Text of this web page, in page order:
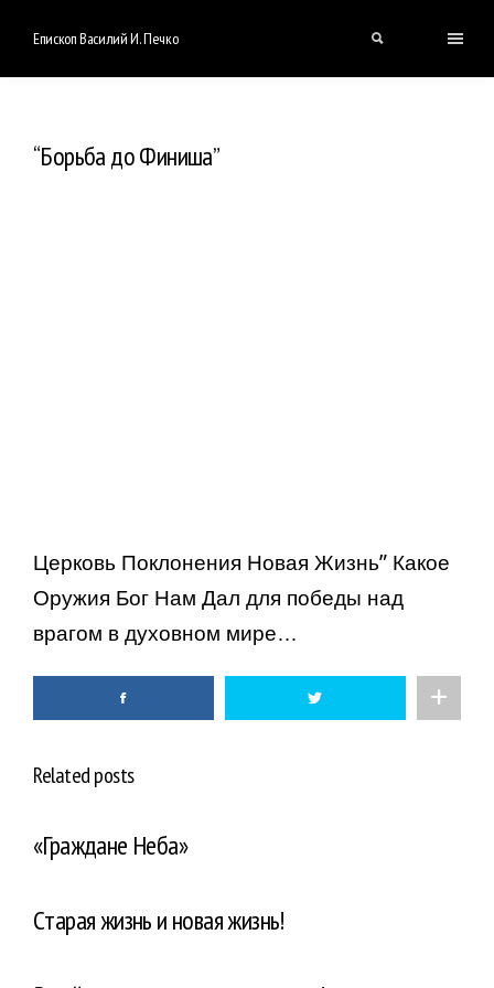
Епископ Василий И. Печко
“Борьба до Финиша”
Церковь Поклонения Новая Жизнь” Какое
Оружия Бог Нам Дал для победы над
врагом в духовном мире…
Related posts
«Граждане Неба»
Cтарая жизнь и новая жизнь!